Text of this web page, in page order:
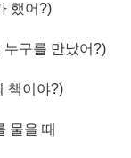
했어?)
누구를 만났어?)
책이야?)
물을 때